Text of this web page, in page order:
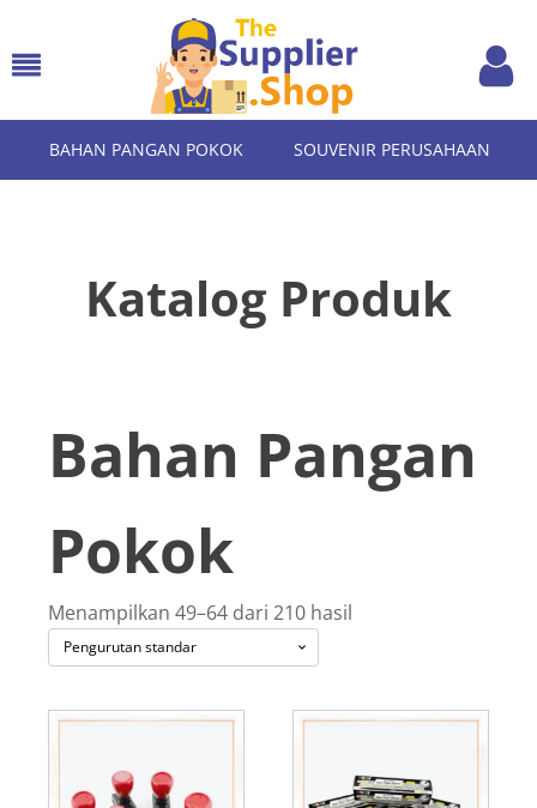
BAHAN PANGAN POKOK SOUVENIR PERUSAHAAN
Katalog Produk
Bahan Pangan
Pokok
Menampilkan 49–64 dari 210 hasil